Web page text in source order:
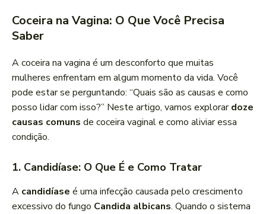
Coceira na Vagina: O Que Você Precisa
Saber
A coceira na vagina é um desconforto que muitas
mulheres enfrentam em algum momento da vida. Você
pode estar se perguntando: “Quais são as causas e como
posso lidar com isso?” Neste artigo, vamos explorardoze
causas comuns de coceira vaginal e como aliviar essa
condição.
1. Candidíase: O Que É e Como Tratar
A candidíase é uma infecção causada pelo crescimento
excessivo do fungo Candida albicans. Quando o sistema